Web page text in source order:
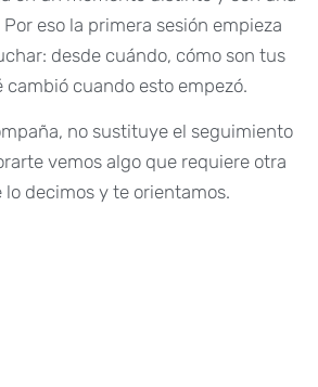
eso la primera sesión empieza
desde cuándo, cómo son tus
cambió cuando esto empezó.
no sustituye el seguimiento
vemos algo que requiere otra
lo decimos y te orientamos.